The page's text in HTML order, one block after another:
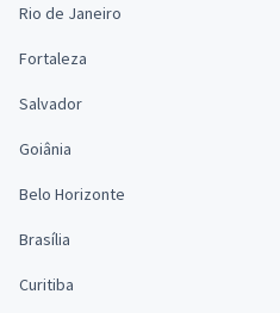
Rio de Janeiro
Fortaleza
Salvador
Goiânia
Belo Horizonte
Brasília
Curitiba